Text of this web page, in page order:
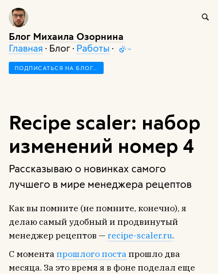
Блог Михаила Озорнина
Главная · Блог · Работы ·
ПОДПИСАТЬСЯ НА БЛОГ…
Recipe scaler: набор
изменений номер 4
Рассказываю о новинках самого
лучшего в мире менеджера рецептов
Как вы помните (не помните, конечно), я
делаю самый удобный и продвинутый
менеджер рецептов —recipe-scaler.ru.
С моментапрошлого постапрошло два
месяца. За это время я в фоне поделал еще